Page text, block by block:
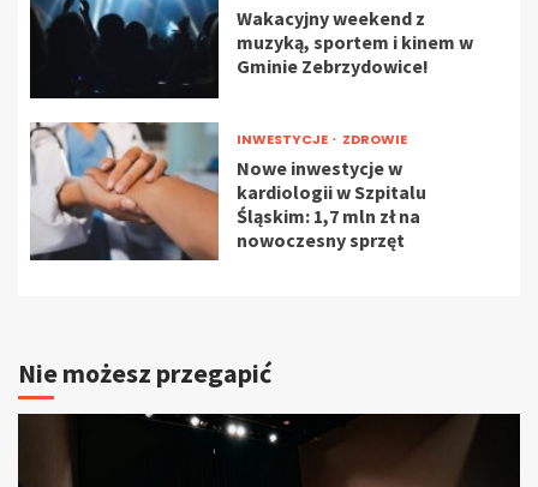
Wakacyjny weekend z
muzyką, sportem i kinem w
Gminie Zebrzydowice!
INWESTYCJE ZDROWIE
Nowe inwestycje w
kardiologii w Szpitalu
Śląskim: 1,7 mln zł na
nowoczesny sprzęt
Nie możesz przegapić